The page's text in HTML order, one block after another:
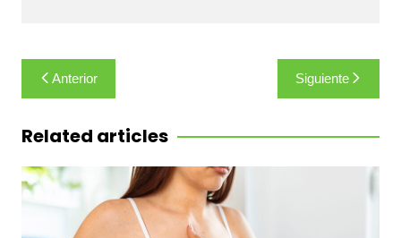
Navegación
de
entradas
Anterior Siguiente
Related articles